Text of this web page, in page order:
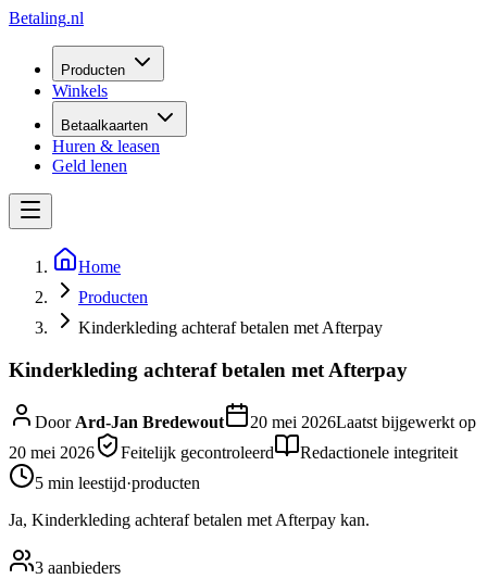
Betaling.nl
Producten
Winkels
Betaalkaarten
Huren & leasen
Geld lenen
Home
Producten
Kinderkleding achteraf betalen met Afterpay
Kinderkleding achteraf betalen met Afterpay
DoorArd-Jan Bredewout 20 mei 2026Laatst bijgewerkt op
20 mei 2026
Feitelijk gecontroleerd
Redactionele integriteit
5 min leestijd·producten
Ja, Kinderkleding achteraf betalen met Afterpay kan.
3 aanbieders